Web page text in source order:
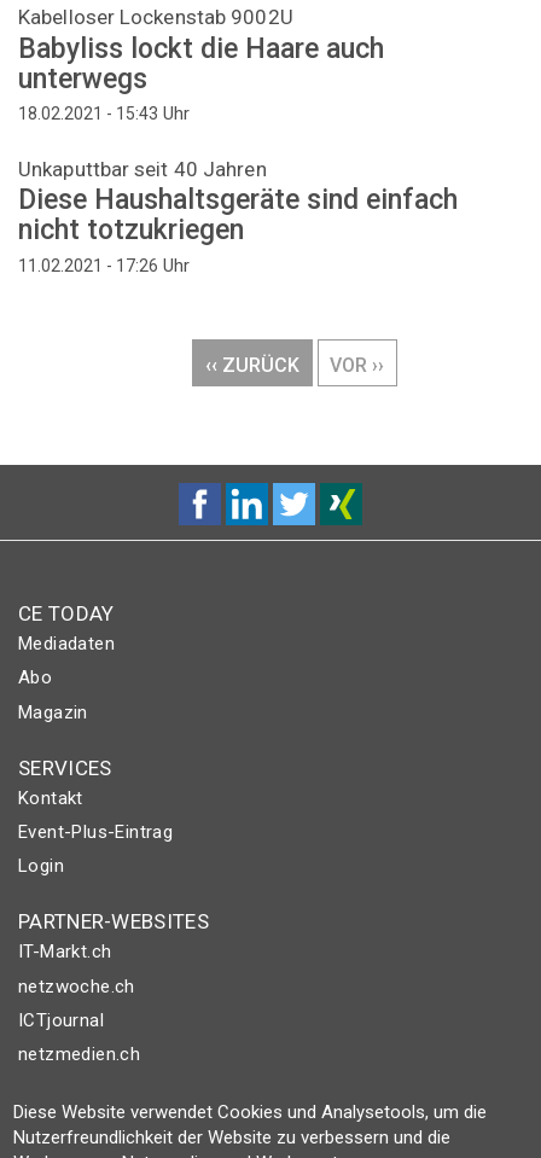
Kabelloser Lockenstab 9002U
Babyliss lockt die Haare auch
unterwegs
18.02.2021 - 15:43 Uhr
Unkaputtbar seit 40 Jahren
Diese Haushaltsgeräte sind einfach
nicht totzukriegen
11.02.2021 - 17:26 Uhr
VORHERIGE
‹‹ ZURÜCK
NÄCHSTE
VOR ››
CE TODAY
Mediadaten
Abo
Magazin
SERVICES
Kontakt
Event-Plus-Eintrag
Login
PARTNER-WEBSITES
IT-Markt.ch
netzwoche.ch
ICTjournal
netzmedien.ch
© NETZMEDIEN AG 2026
Impressum
Diese Website verwendet Cookies und Analysetools, um die
Nutzerfreundlichkeit der Website zu verbessern und die